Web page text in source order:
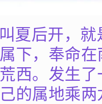
夏后开，
下，奉命
西。发生
的属地乘